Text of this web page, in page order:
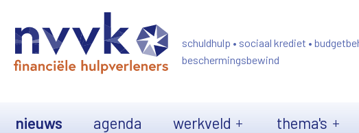
schuldhulp • sociaal krediet •
beschermingsbewind
nieuws agenda werkveld thema's